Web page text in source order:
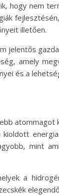
hogy nem
illetően.
jelentős
amely
és a
atommagot
mint
a